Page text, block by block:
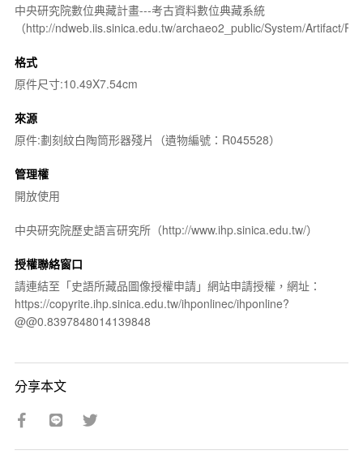
中央研究院數位典藏計畫---考古資料數位典藏系統
（http://ndweb.iis.sinica.edu.tw/archaeo2_public/System/Artifact/
格式
原件尺寸:10.49X7.54cm
來源
原件:劃刻紋白陶筒形器殘片（遺物編號：R045528）
管理權
開放使用
中央研究院歷史語言研究所（http://www.ihp.sinica.edu.tw/）
授權聯絡窗口
請連結至「史語所藏品圖像授權申請」網站申請授權，網址：
https://copyrite.ihp.sinica.edu.tw/ihponlinec/ihponline?
@@0.8397848014139848
分享本文